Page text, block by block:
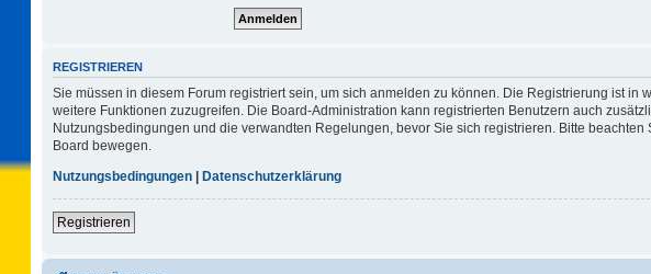
REGISTRIEREN
Sie müssen in diesem Forum registriert sein, um sich anmelden zu können. Die Registrierung ist in
weitere Funktionen zuzugreifen. Die Board-Administration kann registrierten Benutzern auch
Nutzungsbedingungen und die verwandten Regelungen, bevor Sie sich registrieren. Bitte
Board bewegen.
Nutzungsbedingungen | Datenschutzerklärung
Registrieren